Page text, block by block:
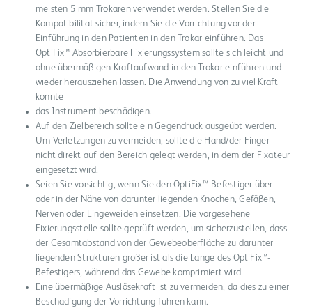
meisten 5 mm Trokaren verwendet werden. Stellen Sie die
Kompatibilität sicher, indem Sie die Vorrichtung vor der
Einführung in den Patienten in den Trokar einführen. Das
OptiFix™ Absorbierbare Fixierungssystem sollte sich leicht und
ohne übermäßigen Kraftaufwand in den Trokar einführen und
wieder herausziehen lassen. Die Anwendung von zu viel Kraft
könnte
das Instrument beschädigen.
Auf den Zielbereich sollte ein Gegendruck ausgeübt werden.
Um Verletzungen zu vermeiden, sollte die Hand/der Finger
nicht direkt auf den Bereich gelegt werden, in dem der Fixateur
eingesetzt wird.
Seien Sie vorsichtig, wenn Sie den OptiFix™-Befestiger über
oder in der Nähe von darunter liegenden Knochen, Gefäßen,
Nerven oder Eingeweiden einsetzen. Die vorgesehene
Fixierungsstelle sollte geprüft werden, um sicherzustellen, dass
der Gesamtabstand von der Gewebeoberfläche zu darunter
liegenden Strukturen größer ist als die Länge des OptiFix™-
Befestigers, während das Gewebe komprimiert wird.
Eine übermäßige Auslösekraft ist zu vermeiden, da dies zu einer
Beschädigung der Vorrichtung führen kann.